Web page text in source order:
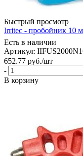
Быстрый просмотр
Irritec - пробойник 10
Есть в наличии
Артикул:
652.77 руб./шт
-
В корзину